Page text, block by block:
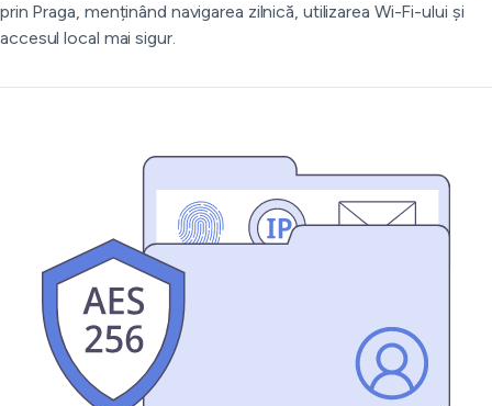
prin Praga, menținând navigarea zilnică, utilizarea Wi-Fi-ului și
accesul local mai sigur.